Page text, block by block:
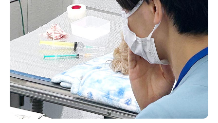
臨床試験
研究紹介
業績
見学・研修